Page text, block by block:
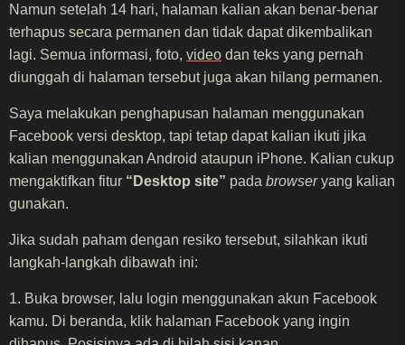
Namun setelah 14 hari, halaman kalian akan benar-benar
terhapus secara permanen dan tidak dapat dikembalikan
lagi. Semua informasi, foto, video dan teks yang pernah
diunggah di halaman tersebut juga akan hilang permanen.
Saya melakukan penghapusan halaman menggunakan
Facebook versi desktop, tapi tetap dapat kalian ikuti jika
kalian menggunakan Android ataupun iPhone. Kalian cukup
mengaktifkan fitur “Desktop site” pada browseryang kalian
gunakan.
Jika sudah paham dengan resiko tersebut, silahkan ikuti
langkah-langkah dibawah ini:
​​1. Buka browser, lalu login menggunakan akun Facebook
kamu. Di beranda, klik halaman Facebook yang ingin